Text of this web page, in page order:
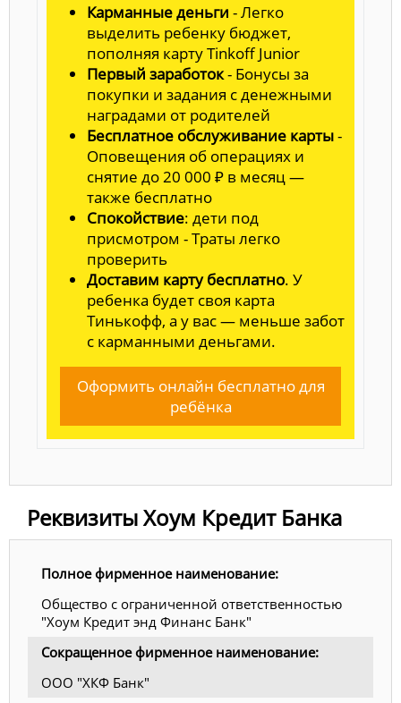
Карманные деньги - Легко
выделить ребенку бюджет,
пополняя карту Tinkoff Junior
Первый заработок- Бонусы за
покупки и задания с денежными
наградами от родителей
Бесплатное обслуживание карты-
Оповещения об операциях и
снятие до 20 000 ₽ в месяц —
также бесплатно
Спокойствие: дети под
присмотром - Траты легко
проверить
Доставим карту бесплатно. У
ребенка будет своя карта
Тинькофф, а у вас — меньше забот
с карманными деньгами.
Оформить онлайн бесплатно для
ребёнка
Реквизиты Хоум Кредит Банка
Полное фирменное наименование:
Общество с ограниченной ответственностью
"Хоум Кредит энд Финанс Банк"
Сокращенное фирменное наименование:
ООО "ХКФ Банк"